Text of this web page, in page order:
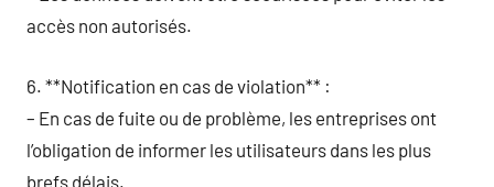
accès non autorisés.
6. **Notification en cas de violation** :
– En cas de fuite ou de problème, les entreprises ont
l’obligation de informer les utilisateurs dans les plus
brefs délais.